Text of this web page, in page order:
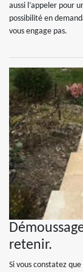
aussi l’appeler pour
possibilité en
vous engage pas.
retenir.
Si vous constatez